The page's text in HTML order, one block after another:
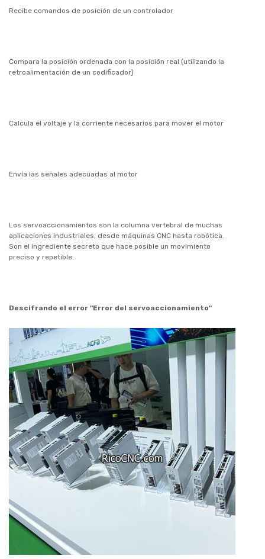
Recibe comandos de posición de un controlador
Compara la posición ordenada con la posición real (utilizando la
retroalimentación de un codificador)
Calcula el voltaje y la corriente necesarios para mover el motor
Envía las señales adecuadas al motor
Los servoaccionamientos son la columna vertebral de muchas
aplicaciones industriales, desde máquinas CNC hasta robótica.
Son el ingrediente secreto que hace posible un movimiento
preciso y repetible.
Descifrando el error "Error del servoaccionamiento"